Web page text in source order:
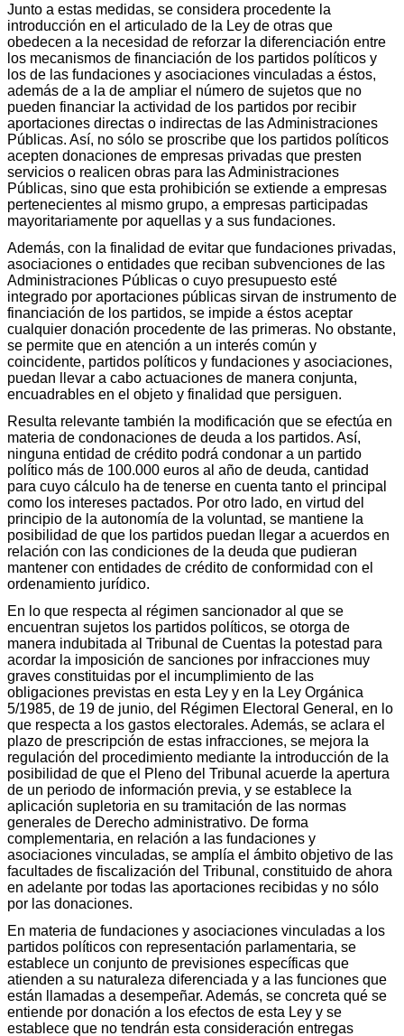
Junto a estas medidas, se considera procedente la
introducción en el articulado de la Ley de otras que
obedecen a la necesidad de reforzar la diferenciación entre
los mecanismos de financiación de los partidos políticos y
los de las fundaciones y asociaciones vinculadas a éstos,
además de a la de ampliar el número de sujetos que no
pueden financiar la actividad de los partidos por recibir
aportaciones directas o indirectas de las Administraciones
Públicas. Así, no sólo se proscribe que los partidos políticos
acepten donaciones de empresas privadas que presten
servicios o realicen obras para las Administraciones
Públicas, sino que esta prohibición se extiende a empresas
pertenecientes al mismo grupo, a empresas participadas
mayoritariamente por aquellas y a sus fundaciones.
Además, con la finalidad de evitar que fundaciones privadas,
asociaciones o entidades que reciban subvenciones de las
Administraciones Públicas o cuyo presupuesto esté
integrado por aportaciones públicas sirvan de instrumento de
financiación de los partidos, se impide a éstos aceptar
cualquier donación procedente de las primeras. No obstante,
se permite que en atención a un interés común y
coincidente, partidos políticos y fundaciones y asociaciones,
puedan llevar a cabo actuaciones de manera conjunta,
encuadrables en el objeto y finalidad que persiguen.
Resulta relevante también la modificación que se efectúa en
materia de condonaciones de deuda a los partidos. Así,
ninguna entidad de crédito podrá condonar a un partido
político más de 100.000 euros al año de deuda, cantidad
para cuyo cálculo ha de tenerse en cuenta tanto el principal
como los intereses pactados. Por otro lado, en virtud del
principio de la autonomía de la voluntad, se mantiene la
posibilidad de que los partidos puedan llegar a acuerdos en
relación con las condiciones de la deuda que pudieran
mantener con entidades de crédito de conformidad con el
ordenamiento jurídico.
En lo que respecta al régimen sancionador al que se
encuentran sujetos los partidos políticos, se otorga de
manera indubitada al Tribunal de Cuentas la potestad para
acordar la imposición de sanciones por infracciones muy
graves constituidas por el incumplimiento de las
obligaciones previstas en esta Ley y en la Ley Orgánica
5/1985, de 19 de junio, del Régimen Electoral General, en lo
que respecta a los gastos electorales. Además, se aclara el
plazo de prescripción de estas infracciones, se mejora la
regulación del procedimiento mediante la introducción de la
posibilidad de que el Pleno del Tribunal acuerde la apertura
de un periodo de información previa, y se establece la
aplicación supletoria en su tramitación de las normas
generales de Derecho administrativo. De forma
complementaria, en relación a las fundaciones y
asociaciones vinculadas, se amplía el ámbito objetivo de las
facultades de fiscalización del Tribunal, constituido de ahora
en adelante por todas las aportaciones recibidas y no sólo
por las donaciones.
En materia de fundaciones y asociaciones vinculadas a los
partidos políticos con representación parlamentaria, se
establece un conjunto de previsiones específicas que
atienden a su naturaleza diferenciada y a las funciones que
están llamadas a desempeñar. Además, se concreta qué se
entiende por donación a los efectos de esta Ley y se
establece que no tendrán esta consideración entregas